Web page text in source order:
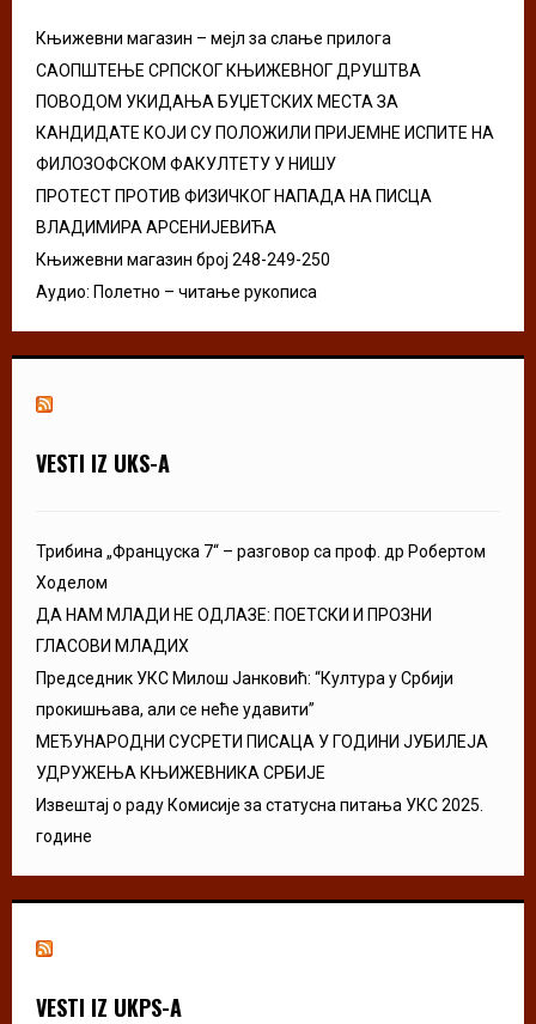
Књижевни магазин – мејл за слање прилога
САОПШТЕЊЕ СРПСКОГ КЊИЖЕВНОГ ДРУШТВА
ПОВОДОМ УКИДАЊА БУЏЕТСКИХ МЕСТА ЗА
КАНДИДАТЕ КОЈИ СУ ПОЛОЖИЛИ ПРИЈЕМНЕ ИСПИТЕ НА
ФИЛОЗОФСКОМ ФАКУЛТЕТУ У НИШУ
ПРОТЕСТ ПРОТИВ ФИЗИЧКОГ НАПАДА НА ПИСЦА
ВЛАДИМИРА АРСЕНИЈЕВИЋА
Књижевни магазин број 248-249-250
Аудио: Полетно – читање рукописа
VESTI IZ UKS-A
Трибина „Француска 7“ – разговор са проф. др Робертом
Ходелом
ДА НАМ МЛАДИ НЕ ОДЛАЗЕ: ПОЕТСКИ И ПРОЗНИ
ГЛАСОВИ МЛАДИХ
Председник УКС Милош Јанковић: “Култура у Србији
прокишњава, али се неће удавити”
МЕЂУНАРОДНИ СУСРЕТИ ПИСАЦА У ГОДИНИ ЈУБИЛЕЈА
УДРУЖЕЊА КЊИЖЕВНИКА СРБИЈЕ
Извештај о раду Комисије за статусна питања УКС 2025.
године
VESTI IZ UKPS-A